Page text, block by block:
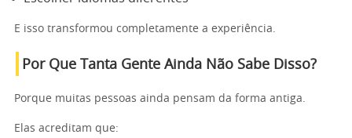
E isso transformou completamente a experiência.
Por Que Tanta Gente Ainda Não Sabe Disso?
Porque muitas pessoas ainda pensam da forma antiga.
Elas acreditam que: